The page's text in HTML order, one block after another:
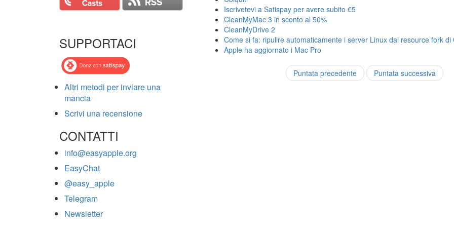
SUPPORTACI
Altri metodi per inviare una
mancia
Scrivi una recensione
CONTATTI
info@easyapple.org
EasyChat
@easy_apple
Telegram
Newsletter
Iscrivetevi a Satispay per avere subito €5
CleanMyMac 3 in sconto al 50%
CleanMyDrive 2
Come si fa: ripulire automaticamente i server Linux dai resource fork di
Apple ha aggiornato i Mac Pro
Puntata precedente Puntata successiva